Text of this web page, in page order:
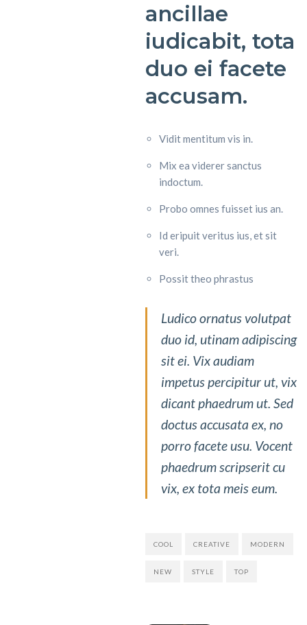
ancillae
iudicabit, tota
duo ei facete
accusam.
Vidit mentitum vis in.
Mix ea viderer sanctus
indoctum.
Probo omnes fuisset ius an.
Id eripuit veritus ius, et sit
veri.
Possit theo phrastus
Ludico ornatus volutpat
duo id, utinam adipiscing
sit ei. Vix audiam
impetus percipitur ut, vix
dicant phaedrum ut. Sed
doctus accusata ex, no
porro facete usu. Vocent
phaedrum scripserit cu
vix, ex tota meis eum.
COOL CREATIVE MODERN
NEW STYLE TOP